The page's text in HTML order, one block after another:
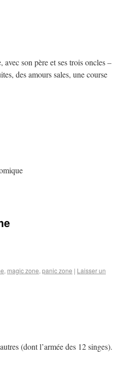
son père et ses trois oncles –
des amours sales, une course
, magic zone, panic zone | Laisser un
(dont l’armée des 12 singes).